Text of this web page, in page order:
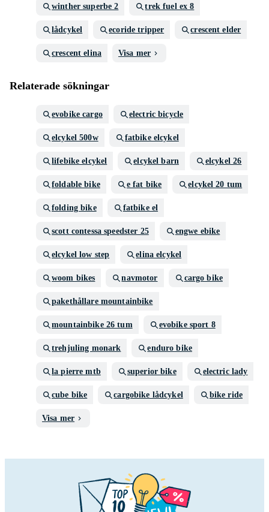
winther superbe 2 trek fuel ex 8
lådcykel ecoride tripper crescent elder
crescent elina Visa mer
Relaterade sökningar
evobike cargo electric bicycle
elcykel 500w fatbike elcykel
lifebike elcykel elcykel barn elcykel 26
foldable bike e fat bike elcykel 20 tum
folding bike fatbike el
scott contessa speedster 25 engwe ebike
elcykel low step elina elcykel
woom bikes navmotor cargo bike
pakethållare mountainbike
mountainbike 26 tum evobike sport 8
trehjuling monark enduro bike
la pierre mtb superior bike electric lady
cube bike cargobike lådcykel bike ride
Visa mer